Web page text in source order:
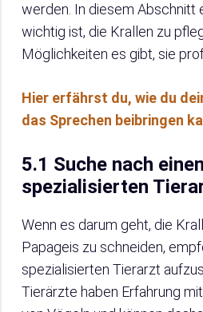
werden. In diesem Abschnitt
wichtig ist, die Krallen zu
Möglichkeiten es gibt, sie
Hier erfährst du, wie du
das Sprechen beibringen
5.1 Suche nach
spezialisierten
Wenn es darum geht, die
Papageis zu schneiden,
spezialisierten Tierarzt
Tierärzte haben Erfahrung